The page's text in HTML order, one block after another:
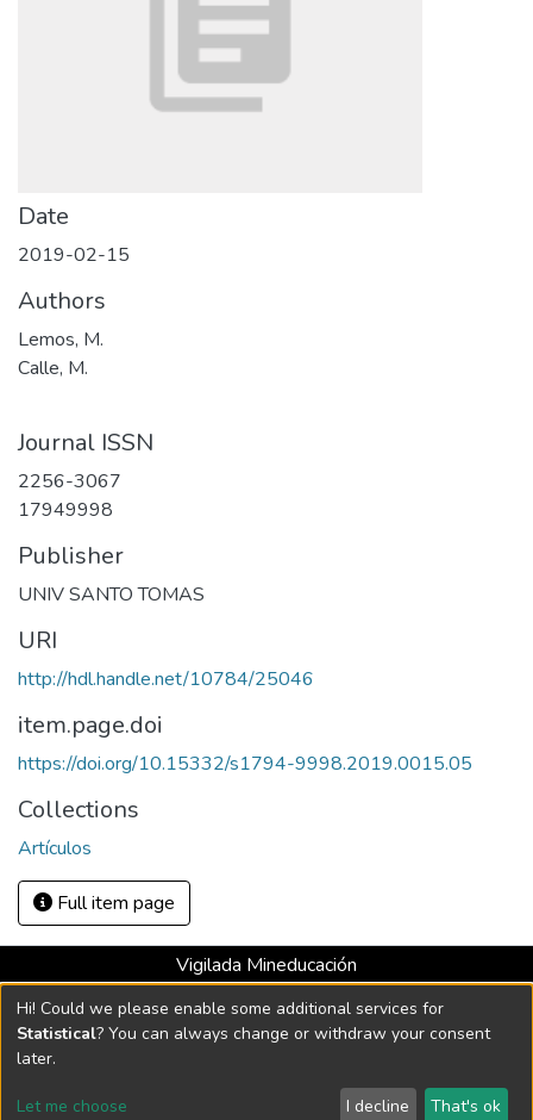
Date
2019-02-15
Authors
Lemos, M.
Calle, M.
Journal ISSN
2256-3067
17949998
Publisher
UNIV SANTO TOMAS
URI
http://hdl.handle.net/10784/25046
item.page.doi
https://doi.org/10.15332/s1794-9998.2019.0015.05
Collections
Artículos
Full item page
Vigilada Mineducación
Universidad con Acreditación Institucional hasta 2026 -
Resolución MEN 2158 de 2018
DSpace software copyright © 2002-2026 LYRASIS
Hi! Could we please enable some additional services for
Statistical? You can always change or withdraw your consent
later.
Let me choose I decline That's ok